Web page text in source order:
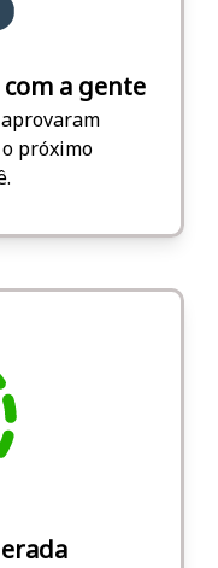
a gente
próximo